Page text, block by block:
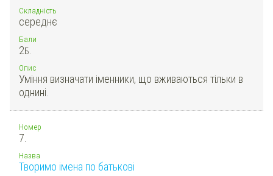
Складність
середнє
Бали
2Б.
Опис
Уміння визначати іменники, що вживаються тільки в
однині.
Номер
7.
Назва
Творимо імена по батькові